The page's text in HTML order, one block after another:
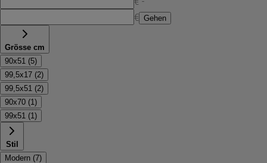
€ Gehen
Grösse cm
90x51 (5)
99,5x17 (2)
99,5x51 (2)
90x70 (1)
99x51 (1)
Stil
Modern (7)